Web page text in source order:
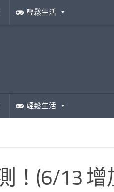
輕鬆生活
輕鬆生活
！(6/13